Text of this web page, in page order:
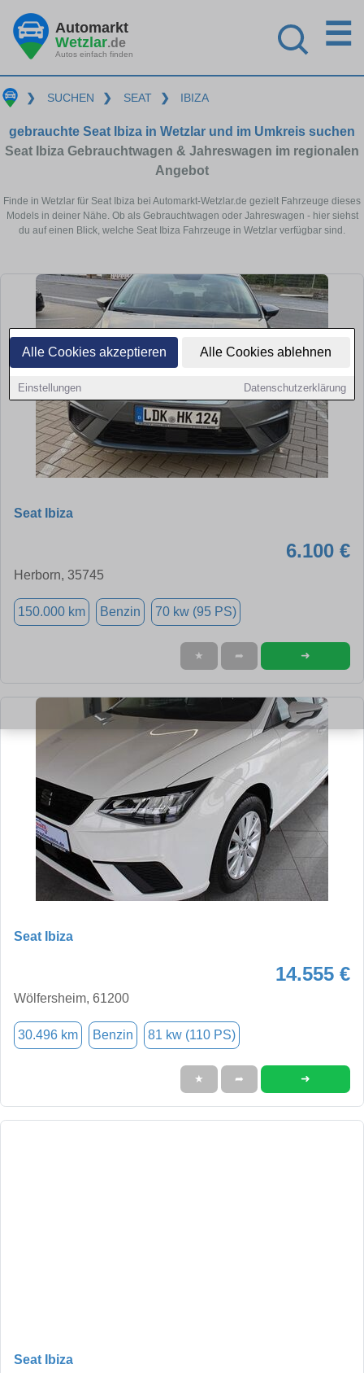
Alle Cookies akzeptieren Alle Cookies ablehnen
Einstellungen Datenschutzerklärung
Automarkt
Wetzlar.de
Autos einfach finden
☰
❯ SUCHEN ❯ SEAT ❯ IBIZA
gebrauchte Seat Ibiza in Wetzlar und im Umkreis suchen
Seat Ibiza Gebrauchtwagen & Jahreswagen im regionalen
Angebot
Finde in Wetzlar für Seat Ibiza bei Automarkt-Wetzlar.de gezielt Fahrzeuge dieses
Models in deiner Nähe. Ob als Gebrauchtwagen oder Jahreswagen - hier siehst
du auf einen Blick, welche Seat Ibiza Fahrzeuge in Wetzlar verfügbar sind.
Seat Ibiza
6.100 €
Herborn, 35745
150.000 km Benzin 70 kw (95 PS)
★ ➦ ➜
Seat Ibiza
14.555 €
Wölfersheim, 61200
30.496 km Benzin 81 kw (110 PS)
★ ➦ ➜
Seat Ibiza